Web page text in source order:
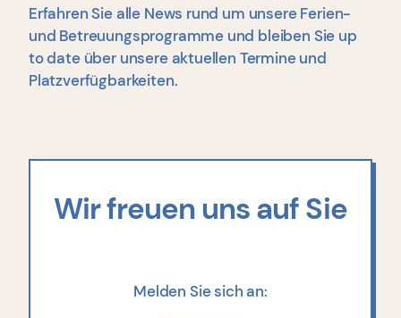
Erfahren Sie alle News rund um unsere Ferien-
und Betreuungsprogramme und bleiben Sie up
to date über unsere aktuellen Termine und
Platzverfügbarkeiten.
Wir freuen uns auf Sie
Melden Sie sich an: